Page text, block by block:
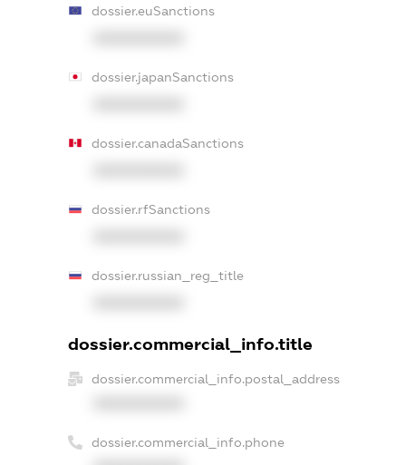
dossier.euSanctions
dossier.japanSanctions
dossier.canadaSanctions
dossier.rfSanctions
dossier.russian_reg_title
dossier.commercial_info.title
dossier.commercial_info.postal_address
dossier.commercial_info.phone